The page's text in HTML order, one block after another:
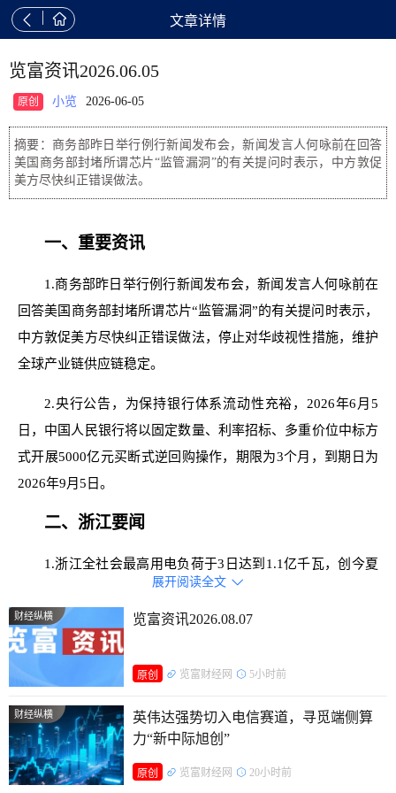
  文章详情
览富资讯2026.06.05
原创 小览 2026-06-05
摘要：商务部昨日举行例行新闻发布会，新闻发言人何咏前在回答
美国商务部封堵所谓芯片“监管漏洞”的有关提问时表示，中方敦促
美方尽快纠正错误做法。
一、重要资讯
1.商务部昨日举行例行新闻发布会，新闻发言人何咏前在
回答美国商务部封堵所谓芯片“监管漏洞”的有关提问时表示，
中方敦促美方尽快纠正错误做法，停止对华歧视性措施，维护
全球产业链供应链稳定。
2.央行公告，为保持银行体系流动性充裕，2026年6月5
日，中国人民银行将以固定数量、利率招标、多重价位中标方
式开展5000亿元买断式逆回购操作，期限为3个月，到期日为
2026年9月5日。
二、浙江要闻
1.浙江全社会最高用电负荷于3日达到1.1亿千瓦，创今夏
以来全省用电负荷新高。此前在5月20日，全省用电负荷自入
夏以来首次“破亿”，较去年提前25天，至今已累计11天突破1
亿千瓦，提前达到迎峰度夏水平。
2.根据国家“优化县级结对关系，对西部地区乡村振兴重
点帮扶县开展结对帮扶”的要求，浙江与四川的东西部协作结
对县从68个调整为54个。其中，退出结对县16个、新增结对县
2个，实现了对四川省全部50个乡村振兴重点帮扶县、对口支
援地区和对口合作革命老区的全覆盖。
展开阅读全文 
财经纵横 览富资讯2026.08.07
原创 览富财经网 5小时前
财经纵横
英伟达强势切入电信赛道，寻觅端侧算
力“新中际旭创”
原创 览富财经网 20小时前